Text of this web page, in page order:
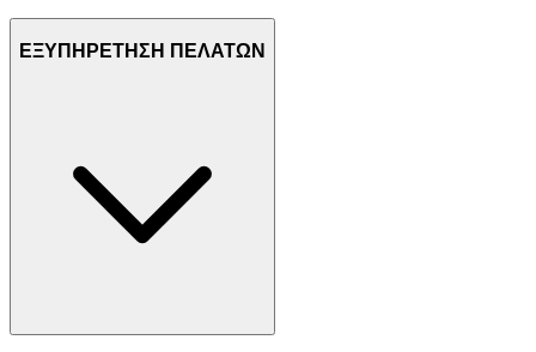
ΕΞΥΠΗΡΕΤΗΣΗ ΠΕΛΑΤΩΝ